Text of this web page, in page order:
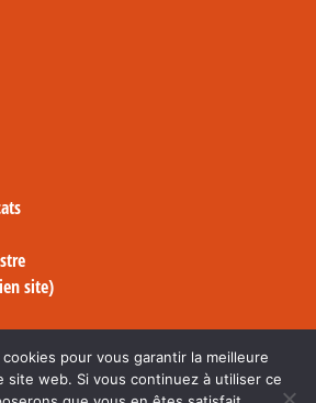
site)
pour vous garantir la meilleure
site web. Si vous continuez à utiliser ce